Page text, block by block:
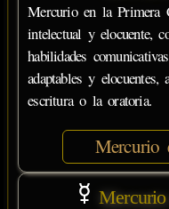
Mercurio en la Primera
intelectual y elocuente,
habilidades
adaptables y
escritura o la oratoria.
Mercurio